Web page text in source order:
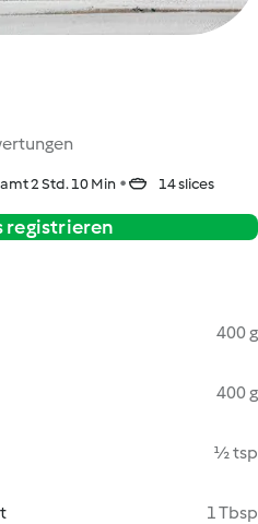
2 Std. 10 Min 14 slices
registrieren
400 g
400 g
½ tsp
1 Tbsp